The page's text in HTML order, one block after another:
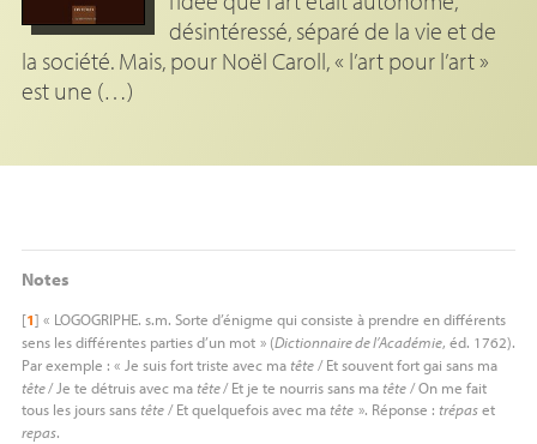
désintéressé, séparé de la vie et de
la société. Mais, pour Noël Caroll, « l’art pour l’art »
est une (…)
Notes
[1] « LOGOGRIPHE. s.m. Sorte d’énigme qui consiste à prendre en différents
sens les différentes parties d’un mot » (Dictionnaire de l’Académie, éd. 1762).
Par exemple : « Je suis fort triste avec ma tête/ Et souvent fort gai sans ma
tête/ Je te détruis avec ma tête/ Et je te nourris sans ma tête/ On me fait
tous les jours sans tête/ Et quelquefois avec ma tête ». Réponse : trépaset
repas.